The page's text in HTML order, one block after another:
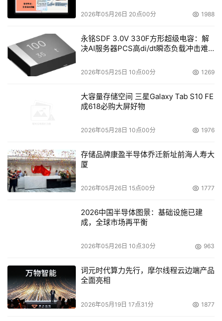
与很多其他的存储厂商类似，这两家公司在向客户推荐自己
HDS的首席技术官Hu Yoshida在最近的一篇博客文章中表
示，"我们的主要数据中心的设备的电力都是来自可再生能
源的，而且我们数据管理策略非常的细致，并努力将其对环
境的影响降至最低。"他还在博客文章中特别强调到，Data
Islandia的数据中心所获得的能源供应都来自于地热或水电
全等于零。"他认为，他的公司折在冰岛首都雷克亚维克附
近的数据中士提供了"这世界上最为环保的绿色管理的归
档。"
现在，供应商们越来越多的把绿色技术作为销售存储系统和
服务的主要卖点，虽然用户们对于绿色存储的反响并不一
认为，Data Islandia的归档服务比美国和英国是市场上已经
存储在的归档服务更加廉价，比如说在美国市场上已经站稳
了脚跟的Iron Mountain公司提供的归档服务。
2026年05月26日 20点00分 1988
永铭SDF 3.0V 330F方形超级电容：解
决AI服务器PCS高di/dt瞬态负载冲击难
2026年05月25日 10点00分 1269
大容量存储空间 三星Galaxy Tab S10 FE
成618必购大屏好物
2026年05月28日 10点00分 1976
存储品牌康盈半导体乔迁新址前海人寿大
厦
2026年05月26日 15点00分 1777
2026中国半导体图景：基础设施已建
成，全球市场再平衡
2026年05月26日 10点30分 963
词元时代算力先行，摩尔线程云边端产品
全面亮相
2026年05月19日 17点31分 1877